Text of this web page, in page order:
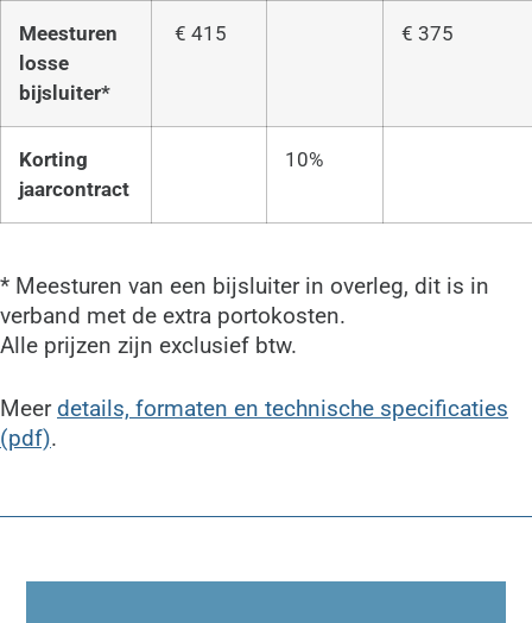
Meesturen
losse
bijsluiter*
€ 415 € 375
Korting
jaarcontract
10%
* Meesturen van een bijsluiter in overleg, dit is in
verband met de extra portokosten.
Alle prijzen zijn exclusief btw.
Meer details, formaten en technische specificaties
(pdf).